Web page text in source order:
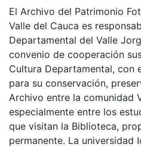
El Archivo del Patrimonio
Valle del Cauca es
Departamental del Valle
convenio de cooperación
Cultura Departamental, con
para su conservación,
Archivo entre la comunidad
especialmente entre los
que visitan la Biblioteca,
permanente. La universidad